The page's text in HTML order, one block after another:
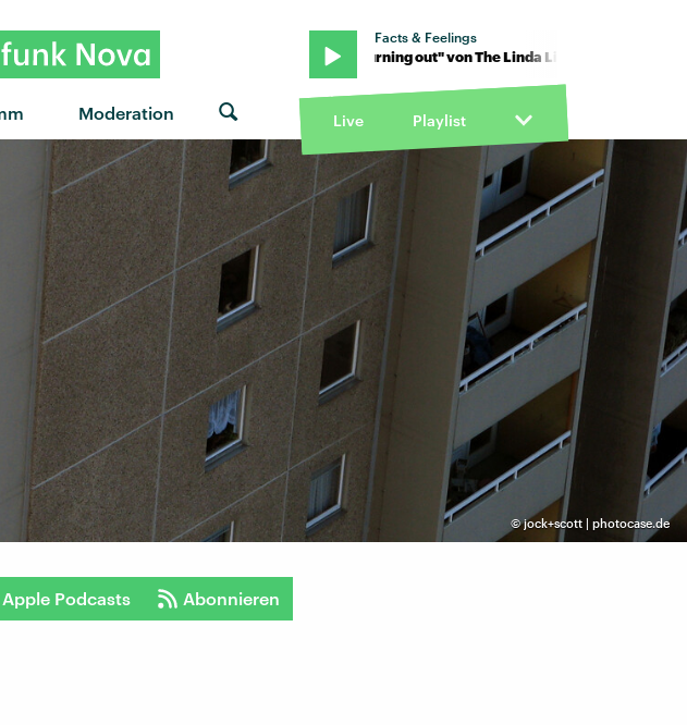
Moderation
Facts & Feelings
out" von The Linda Lindas · "Burning out" von The Linda Lindas · "Burning out" von The
Live Playlist
©jock+scott | photocase.de
Apple Podcasts Abonnieren